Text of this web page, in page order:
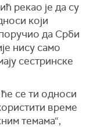
рекао је да су
који
да Срби
нису само
сестринске
се ти односи
време
темама“,